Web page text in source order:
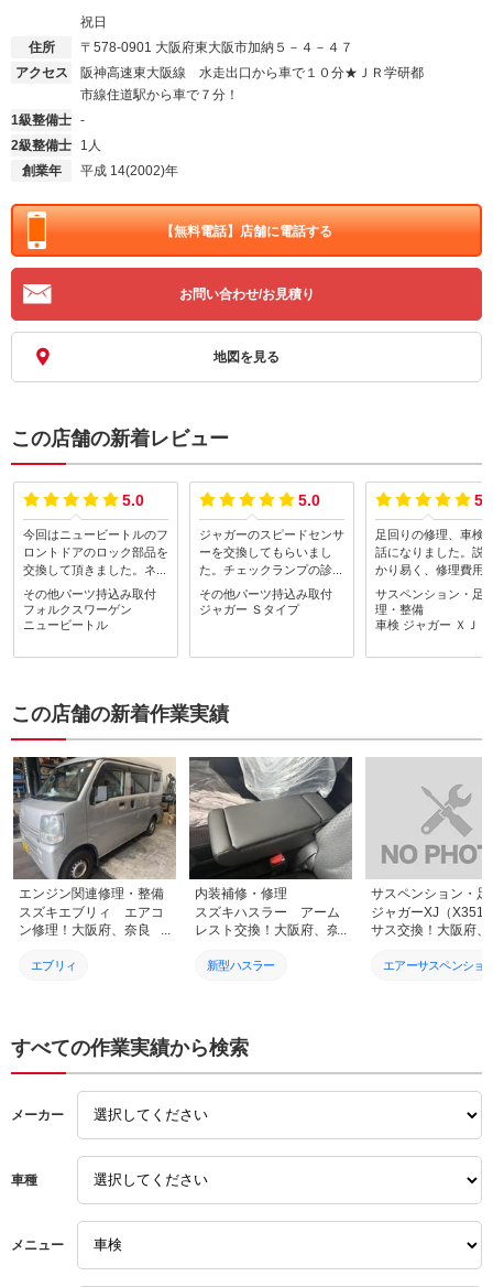
祝日
住所
〒578-0901 大阪府東大阪市加納５－４－４７
アクセス
阪神高速東大阪線 水走出口から車で１０分★ＪＲ学研都
市線住道駅から車で７分！
1級整備士 -
2級整備士
1人
創業年
平成 14(2002)年
【無料電話】店舗に電話する
お問い合わせ/お見積り
地図を見る
この店舗の新着レビュー
5.0
今回はニュービートルのフ
ロントドアのロック部品を
交換して頂きました。ネッ
トで検索して楽天で購入し
た部品を持って取り付けだ
けをお願いしました。
その他パーツ持込み取付
フォルクスワーゲン
ニュービートル
5.0
ジャガーのスピードセンサ
ーを交換してもらいまし
た。チェックランプの診断
も部品交換も非常に早く、
輸入車の扱いに慣れている
できました。チェックラン
具合などあればお願いした
いと思っております。
その他パーツ持込み取付
ジャガー Ｓタイプ
足回りの修理、車検
話になりました。説
かり易く、修理費用
内でした。ありがと
いました。
サスペンション・足
理・整備
車検 ジャガー ＸＪ
この店舗の新着作業実績
エンジン関連修理・整備
スズキエブリィ エアコ
ン修理！大阪府、奈良
歌山県、スズキ修理
エブリィ
車検整備
東大阪市
内装補修・修理
スズキハスラー アーム
レスト交換！大阪府、奈
和歌山県、スズキ修理
新型ハスラー
ハスラー
外車修理
大阪府
輸入車
ジャガーXJ（X351
サス交換！大阪府、
歌山県、ジャガー修
エアーサスペンショ
外車修理
持込
すべての作業実績から検索
メーカー
車種
メニュー